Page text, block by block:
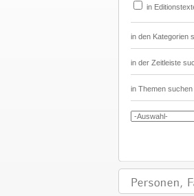
in
in den Kategorien
in der Zeitleiste
in Themen suchen